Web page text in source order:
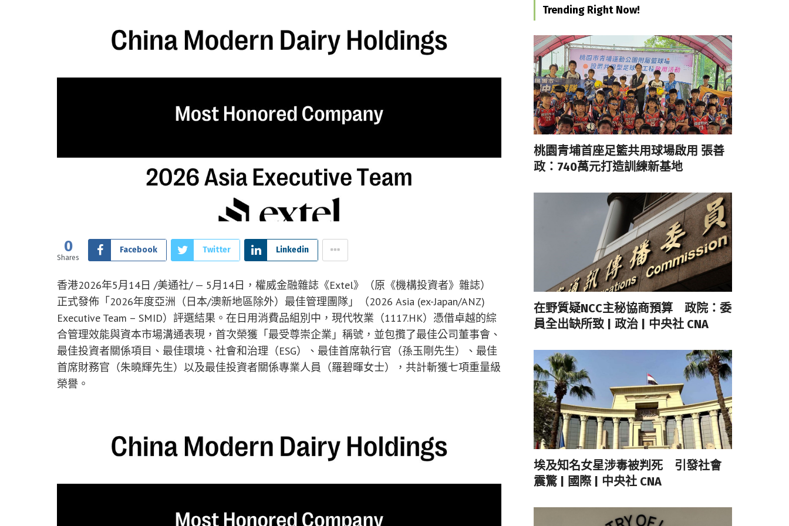
0
Shares
Facebook Twitter Linkedin
香港2026年5月14日 /美通社/ — 5月14日，權威金融雜誌《Extel》（原《機構投資者》雜誌）
正式發佈「2026年度亞洲（日本/澳新地區除外）最佳管理團隊」（2026 Asia (ex-Japan/ANZ)
Executive Team – SMID）評選結果。在日用消費品組別中，現代牧業（1117.HK）憑借卓越的綜
合管理效能與資本市場溝通表現，首次榮獲「最受尊崇企業」稱號，並包攬了最佳公司董事會、
最佳投資者關係項目、最佳環境、社會和治理（ESG）、最佳首席執行官（孫玉剛先生）、最佳
首席財務官（朱曉輝先生）以及最佳投資者關係專業人員（羅碧暉女士），共計斬獲七項重量級
榮譽。
Trending Right Now!
桃園青埔首座足籃共用球場啟用 張善
政：740萬元打造訓練新基地
在野質疑NCC主秘協商預算 政院：委
員全出缺所致 | 政治 | 中央社 CNA
埃及知名女星涉毒被判死 引發社會
震驚 | 國際 | 中央社 CNA